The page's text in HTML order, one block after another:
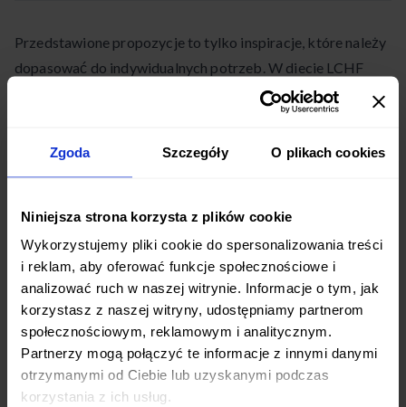
Zgoda Szczegóły O plikach cookies
Niniejsza strona korzysta z plików cookie
Wykorzystujemy pliki cookie do spersonalizowania treści
i reklam, aby oferować funkcje społecznościowe i
analizować ruch w naszej witrynie. Informacje o tym, jak
korzystasz z naszej witryny, udostępniamy partnerom
społecznościowym, reklamowym i analitycznym.
Partnerzy mogą połączyć te informacje z innymi danymi
otrzymanymi od Ciebie lub uzyskanymi podczas
korzystania z ich usług.
Przedstawione propozycje to tylko inspiracje, które należy
dopasować do indywidualnych potrzeb. W diecie LCHF
ważna jest różnorodność i zbilansowanie posiłków.
Opinie i efekty diety LCHF
które chcą schudnąć lub poprawić swój stan zdrowia. Jej
zwolennicy podkreślają liczne korzyści płynące z tego
sposobu odżywiania.
Korzyści zdrowotne
Stosowanie diety LCHF może przynieść wiele pozytywnych
efektów zdrowotnych: